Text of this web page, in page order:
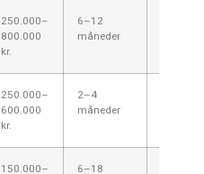
250.000–
800.000
kr.
6–12
måneder
250.000–
600.000
kr.
2–4
måneder
150.000–
6–18